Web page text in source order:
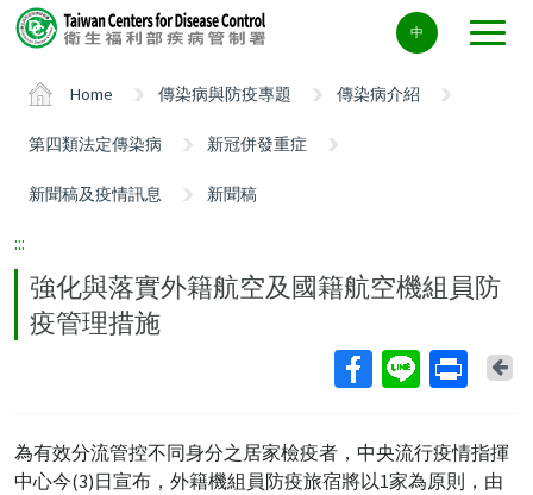
Center
block
中
Home 傳染病與防疫專題 傳染病介紹
第四類法定傳染病 新冠併發重症
新聞稿及疫情訊息 新聞稿
:::
強化與落實外籍航空及國籍航空機組員防
疫管理措施
為有效分流管控不同身分之居家檢疫者，中央流行疫情指揮
中心今(3)日宣布，外籍機組員防疫旅宿將以1家為原則，由